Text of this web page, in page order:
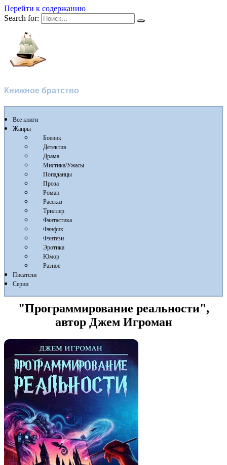
Перейти к содержанию
Search for:
Книжное братство
Все книги
Жанры
Боевик
Детектив
Драма
Мистика/Ужасы
Попаданцы
Проза
Роман
Рассказ
Триллер
Фантастика
Фанфик
Фэнтези
Эротика
Юмор
Разное
Писатели
Серии
"Программирование реальности",
автор Джем Игроман